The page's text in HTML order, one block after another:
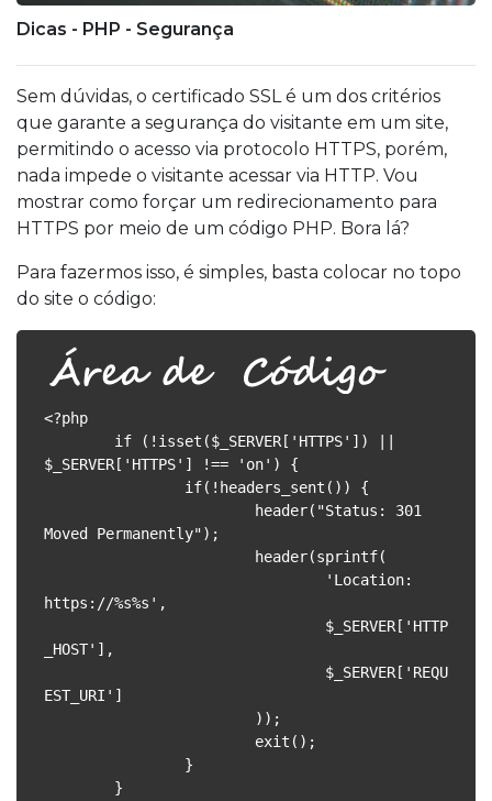
Dicas - PHP - Segurança
Sem dúvidas, o certificado SSL é um dos critérios
que garante a segurança do visitante em um site,
permitindo o acesso via protocolo HTTPS, porém,
nada impede o visitante acessar via HTTP. Vou
mostrar como forçar um redirecionamento para
HTTPS por meio de um código PHP. Bora lá?
Para fazermos isso, é simples, basta colocar no topo
do site o código:
<?php
$_SERVER['HTTPS'] !== 'on') {
Moved Permanently");
https://%s%s',
_HOST'],
EST_URI']